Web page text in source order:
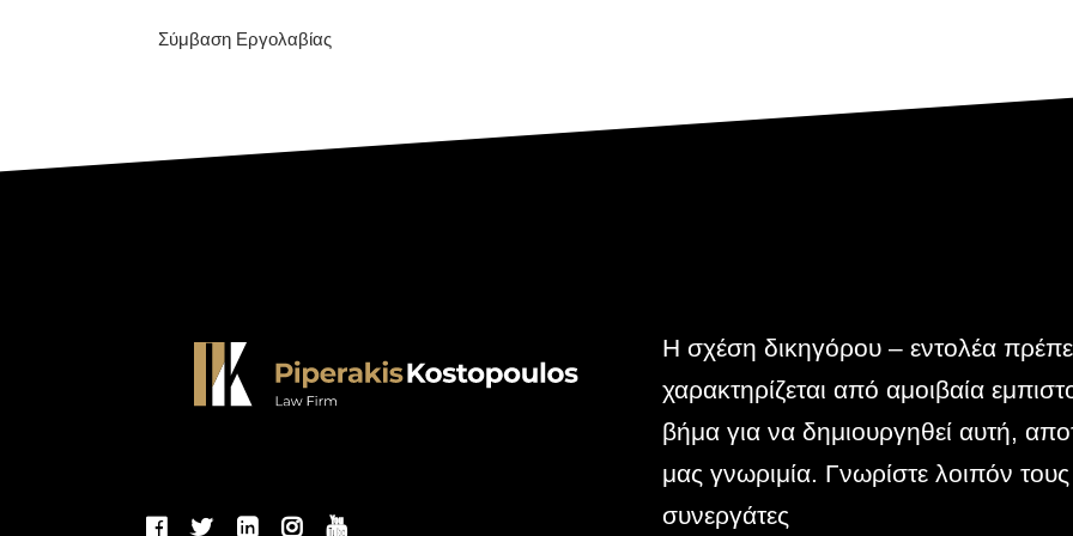
Σύμβαση Εργολαβίας
Η σχέση δικηγόρου – εντολέα πρέπει να
χαρακτηρίζεται από αμοιβαία εμπιστοσύνη. Πρώτο
Η σχέση δικηγόρου – εντολέα
χαρακτηρίζεται από αμοιβαία
βήμα για να δημιουργηθεί αυτή,
μας γνωριμία. Γνωρίστε λοιπόν
συνεργάτες